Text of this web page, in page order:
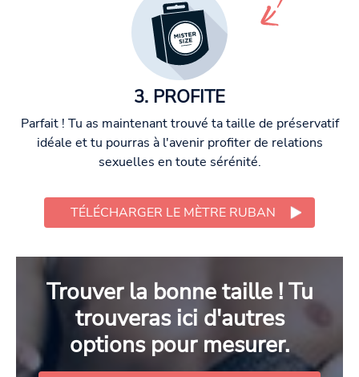
3. PROFITE
Parfait ! Tu as maintenant trouvé ta taille de préservatif
idéale et tu pourras à l'avenir profiter de relations
sexuelles en toute sérénité.
TÉLÉCHARGER LE MÈTRE RUBAN
Trouver la bonne taille ! Tu
trouveras ici d'autres
options pour mesurer.